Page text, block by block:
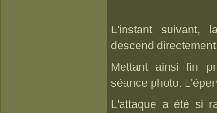
L'instant suivant,
descend
Mettant ainsi fin
séance photo.
L'attaque a été si